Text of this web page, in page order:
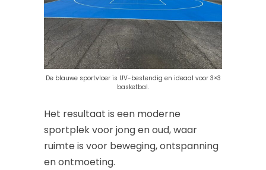
De blauwe sportvloer is UV-bestendig en ideaal voor 3×3
basketbal.
Het resultaat is een moderne
sportplek voor jong en oud, waar
ruimte is voor beweging, ontspanning
en ontmoeting.